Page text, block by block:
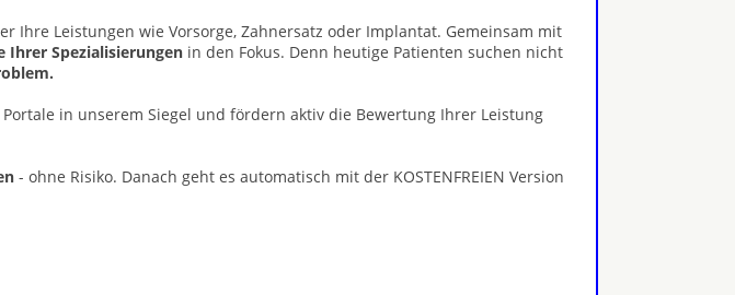
Leistungen wie Vorsorge, Zahnersatz oder Implantat. Gemeinsam mit
Ihrer Spezialisierungen in den Fokus. Denn heutige Patienten suchen nicht
in unserem Siegel und fördern aktiv die Bewertung Ihrer Leistung
- ohne Risiko. Danach geht es automatisch mit der KOSTENFREIEN Version